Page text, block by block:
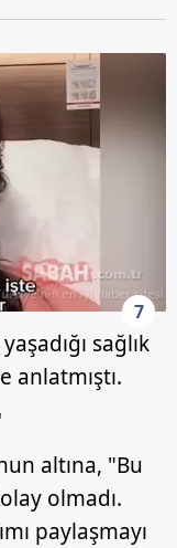
7
sağlık
anlatmıştı.
altına, "Bu
olmadı.
paylaşmayı